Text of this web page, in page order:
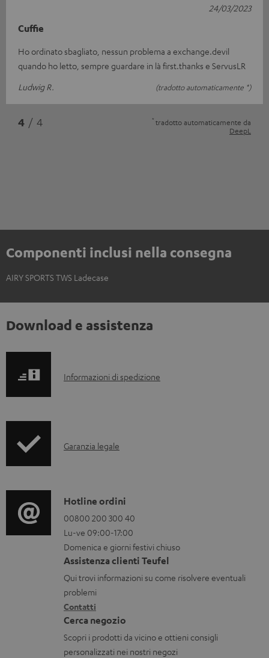
Cuffie
Ho ordinato sbagliato, nessun problema a exchange.devil
quando ho letto, sempre guardare in là first.thanks e ServusLR
Ludwig R.
(tradotto automaticamente *)
24/03/2023
4 / 4 * tradotto automaticamente da
DeepL
Componenti inclusi nella consegna
AIRY SPORTS TWS Ladecase
Download e assistenza
I
r
z
i
o
n
i
d
i
s
p
Informazioni di spedizione
I
o
r
m
a
z
i
o
n
i
Garanzia legale
C
o
n
t
a
t
t
i
Hotline ordini
00800 200 300 40
Lu-ve 09:00-17:00
Domenica e giorni festivi chiuso
Assistenza clienti Teufel
Qui trovi informazioni su come risolvere eventuali
problemi
Contatti
Cerca negozio
Scopri i prodotti da vicino e ottieni consigli
personalizzati nei nostri negozi